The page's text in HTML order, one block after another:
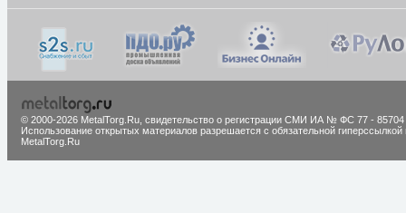
© 2000-2026 MetalTorg.Ru, cвидетельство о регистрации СМИ ИА № ФС 77 - 85704
Использование открытых материалов разрешается с обязательной гиперссылкой
MetalTorg.Ru